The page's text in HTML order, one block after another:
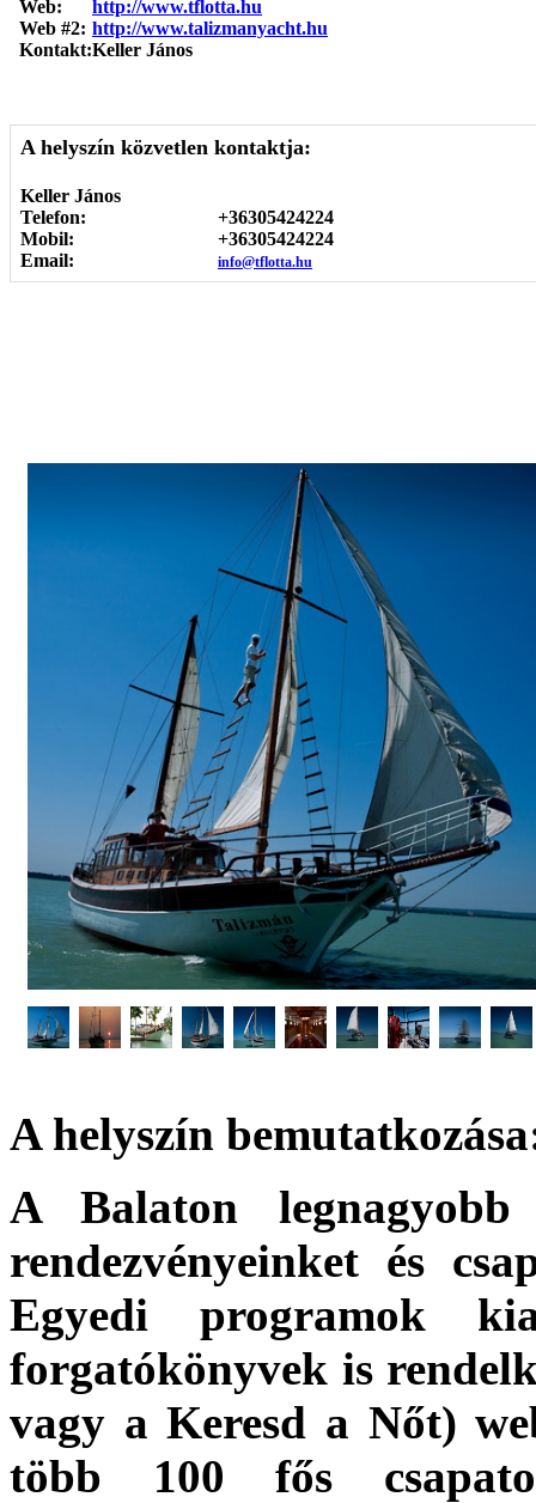
Web:
http://www.tflotta.hu
Web #2: http://www.talizmanyacht.hu
Kontakt:Keller János
A helyszín közvetlen kontaktja:
Keller János
Telefon:
+36305424224
Mobil:
+36305424224
Email:
info@tflotta.hu
A helyszín
A Balaton
rendezvényeinket és
Egyedi programok
forgatókönyvek is
vagy a Keresd a Nőt)
több 100 fős